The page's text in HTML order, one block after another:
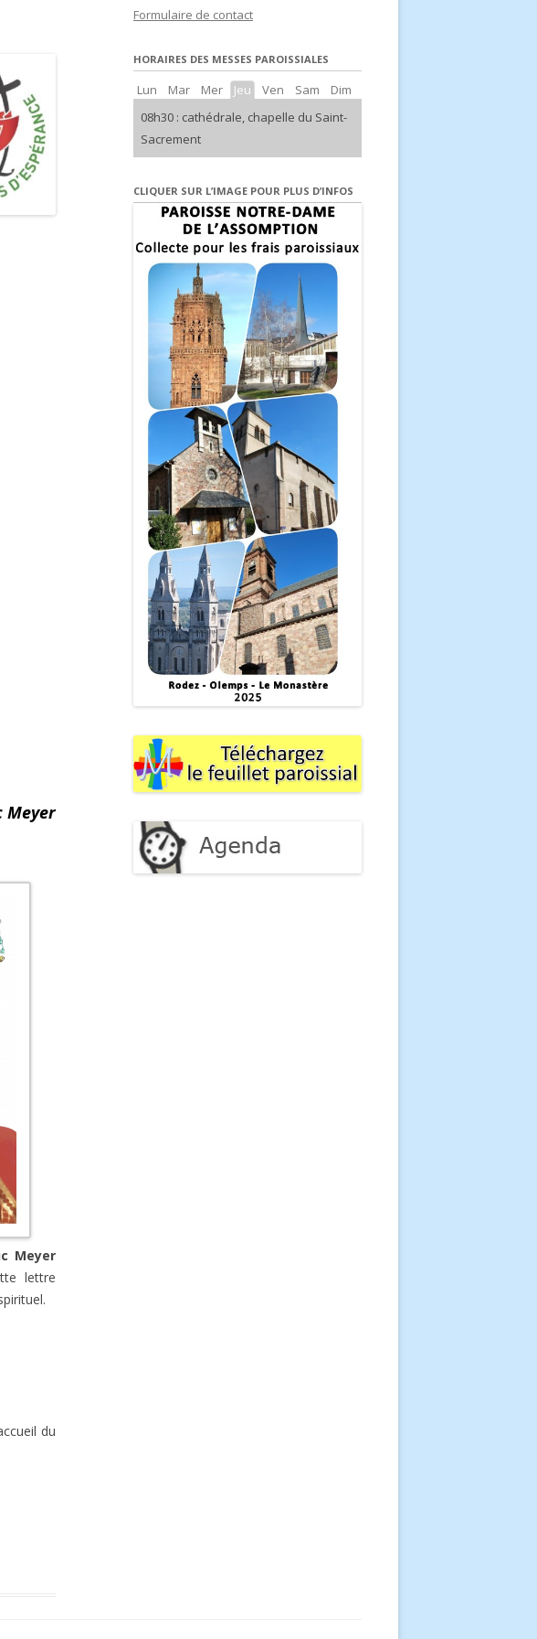
Meyer
Meyer
lettre
du
Formulaire de contact
HORAIRES DES MESSES PAROISSIALES
Lun Mar Mer Jeu Ven Sam
Dim
08h30 : cathédrale, chapelle du Saint-
Sacrement
CLIQUER SUR L’IMAGE POUR PLUS D’INFOS